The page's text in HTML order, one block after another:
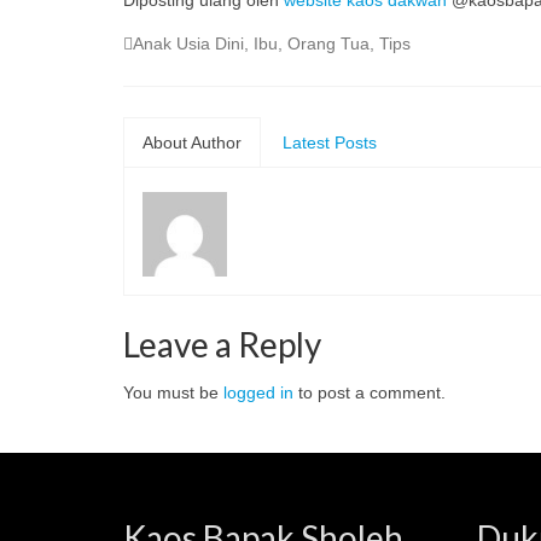
Anak Usia Dini, Ibu, Orang Tua, Tips
About Author Latest Posts
Leave a Reply
You must be logged in to post a comment.